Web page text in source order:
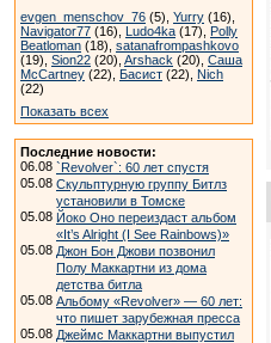
evgen_menschov_76 (5), Yurry (16),
Navigator77 (16), Ludo4ka (17), Polly
Beatloman (18), satanafrompashkovo
(19), Sion22 (20), Arshack (20), Саша
McCartney (22), Басист (22), Nich
(22)
Показать всех
Последние новости:
06.08 `Revolver`: 60 лет спустя
05.08 Скульптурную группу Битлз
установили в Томске
05.08 Йоко Оно переиздаст альбом
«It’s Alright (I See Rainbows)»
05.08 Джон Бон Джови позвонил
Полу Маккартни из дома
детства битла
05.08 Альбому «Revolver» — 60 лет:
что пишет зарубежная пресса
05.08 Джеймс Маккартни выпустил